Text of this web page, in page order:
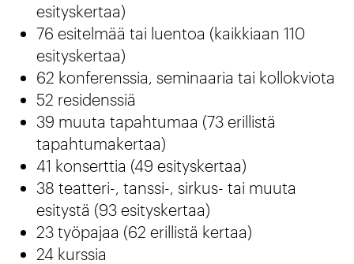
esityskertaa)
76 esitelmää tai luentoa (kaikkiaan 110
esityskertaa)
62 konferenssia, seminaaria tai kollokviota
52 residenssiä
39 muuta tapahtumaa (73 erillistä
tapahtumakertaa)
41 konserttia (49 esityskertaa)
38 teatteri-, tanssi-, sirkus- tai muuta
esitystä (93 esityskertaa)
23 työpajaa (62 erillistä kertaa)
24 kurssia